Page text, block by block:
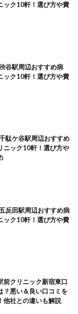
ック10軒！選び方や費
谷駅周辺おすすめ病
ック10軒！選び方や費
駄ケ谷駅周辺おすすめ
ニック10軒！選び方や
反田駅周辺おすすめ病
ック10軒！選び方や費
前クリニック新宿東口
？悪い＆良い口コミを
他社との違いも解説